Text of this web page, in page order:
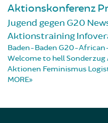
Aktionskonferenz
Jugend gegen G20
Aktionstraining
Baden-Baden G20-
Welcome to hellSonderzug
Aktionen Feminismus
MORE